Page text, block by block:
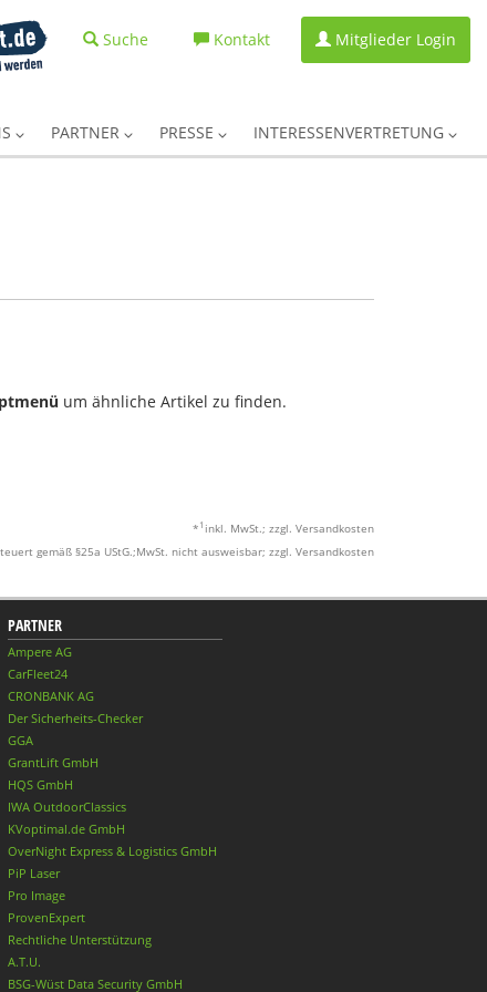
Suche Kontakt Mitglieder Login
PARTNER PRESSE INTERESSENVERTRETUNG
um ähnliche Artikel zu finden.
* 1 inkl. MwSt.; zzgl. Versandkosten
gemäß §25a UStG.;MwSt. nicht ausweisbar; zzgl. Versandkosten
PARTNER
Ampere AG
CarFleet24
CRONBANK AG
Der Sicherheits-Checker
GGA
GrantLift GmbH
HQS GmbH
IWA OutdoorClassics
KVoptimal.de GmbH
OverNight Express & Logistics GmbH
PiP Laser
Pro Image
ProvenExpert
Rechtliche Unterstützung
A.T.U.
BSG-Wüst Data Security GmbH